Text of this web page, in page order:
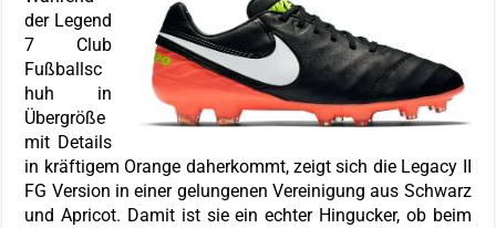
der Legend
7 Club
Fußballsc
huh in
Übergröße
mit Details
in kräftigem Orange daherkommt, zeigt sich die Legacy II
FG Version in einer gelungenen Vereinigung aus Schwarz
und Apricot. Damit ist sie ein echter Hingucker, ob beim